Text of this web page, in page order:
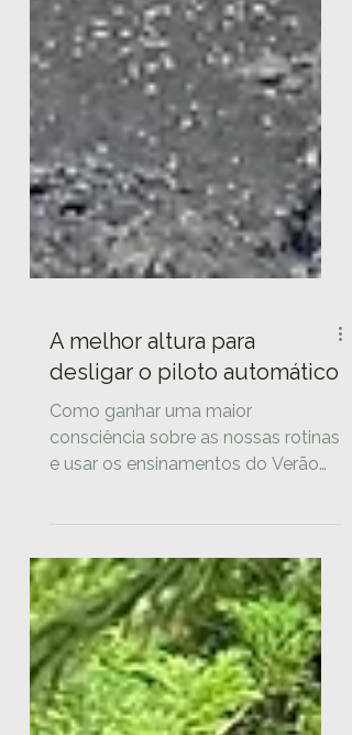
A melhor altura para
desligar o piloto automático
Como ganhar uma maior
hábitos mais sustentáveis e ao
mesmo tempo reparadores, que
nos permitam levar os dias com
mais leveza e energia?